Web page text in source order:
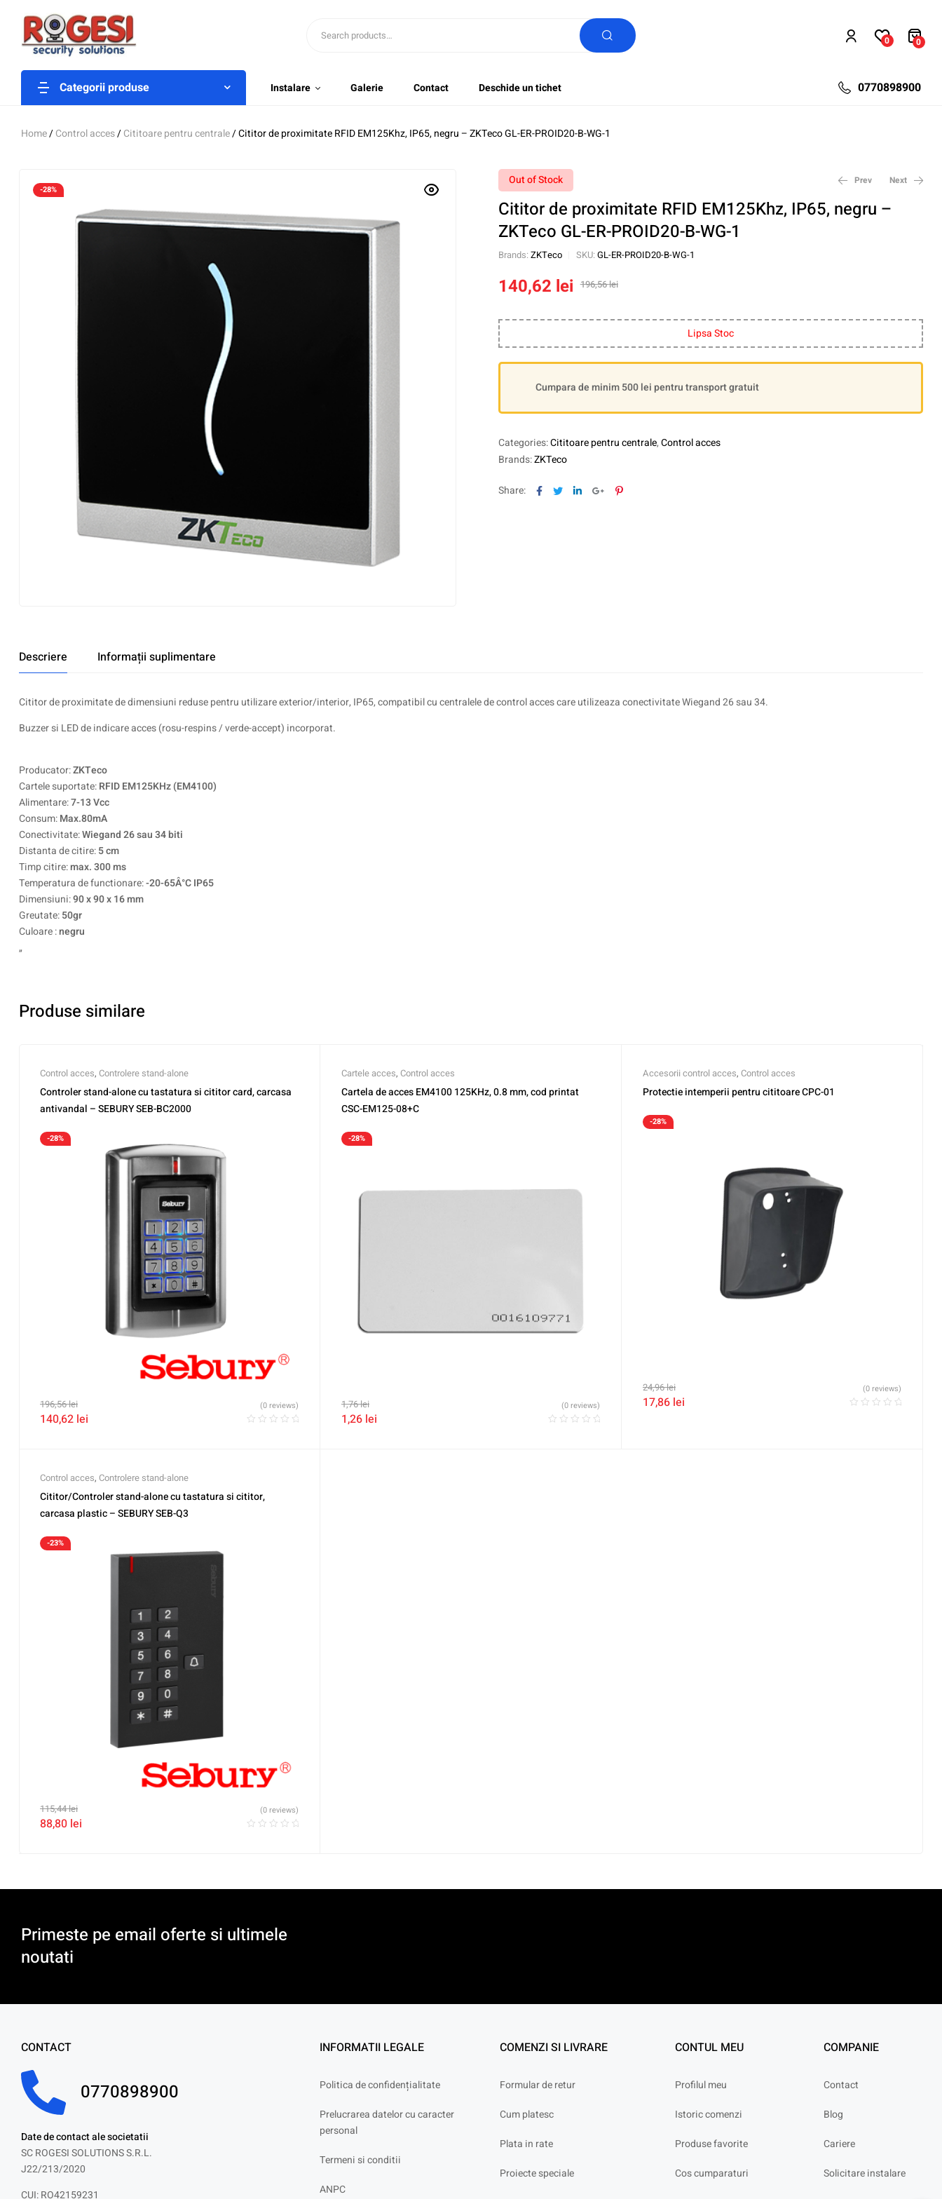
0 0
Categorii produse Instalare Galerie Contact Deschide un tichet 0770898900
Home/Control acces/Cititoare pentru centrale/ Cititor de proximitate RFID EM125Khz, IP65, negru – ZKTeco GL-ER-PROID20-B-WG-1
-28%
Out of Stock Prev Next
Cititor de proximitate RFID EM125Khz, IP65, negru –
ZKTeco GL-ER-PROID20-B-WG-1
Brands: ZKTeco SKU: GL-ER-PROID20-B-WG-1
196,56lei
140,62 lei
Lipsa Stoc
Cumpara de minim 500 lei pentru transport gratuit
Categories:Cititoare pentru centrale,Control acces
Brands:ZKTeco
Share: Facebook
TwitterLinkedinGoogle+Pinterest
Descriere Informații suplimentare
Cititor de proximitate de dimensiuni reduse pentru utilizare exterior/interior, IP65, compatibil cu centralele de control acces care utilizeaza conectivitate Wiegand 26 sau 34.
Buzzer si LED de indicare acces (rosu-respins / verde-accept) incorporat.
Producator:ZKTeco
Cartele suportate:RFID EM125KHz (EM4100)
Alimentare:7-13 Vcc
Consum:Max.80mA
Conectivitate:Wiegand 26 sau 34 biti
Distanta de citire:5 cm
Timp citire:max. 300 ms
Temperatura de functionare:-20-65Â°C IP65
Dimensiuni:90 x 90 x 16 mm
Greutate:50gr
Culoare :negru
„
Produse similare
Control acces, Controlere stand-alone
Controler stand-alone cu tastatura si cititor card, carcasa
antivandal – SEBURY SEB-BC2000
-28%
196,56lei
140,62 lei
(0 reviews)
Cartele acces, Control acces
Cartela de acces EM4100 125KHz, 0.8 mm, cod printat
CSC-EM125-08+C
-28%
1,76lei
1,26 lei
(0 reviews)
Accesorii control acces, Control acces
Protectie intemperii pentru cititoare CPC-01
-28%
24,96lei
17,86 lei
(0 reviews)
Control acces, Controlere stand-alone
Cititor/Controler stand-alone cu tastatura si cititor,
carcasa plastic – SEBURY SEB-Q3
-23%
115,44lei
88,80 lei
(0 reviews)
Primeste pe email oferte si ultimele
noutati
CONTACT
0770898900
Date de contact ale societatii
SC ROGESI SOLUTIONS S.R.L.
J22/213/2020
CUI: RO42159231
INFORMATII LEGALE
Politica de confidențialitate
Prelucrarea datelor cu caracter
personal
Termeni si conditii
ANPC
COMENZI SI LIVRARE
Formular de retur
Cum platesc
Plata in rate
Proiecte speciale
CONTUL MEU
Profilul meu
Istoric comenzi
Produse favorite
Cos cumparaturi
COMPANIE
Contact
Blog
Cariere
Solicitare instalare